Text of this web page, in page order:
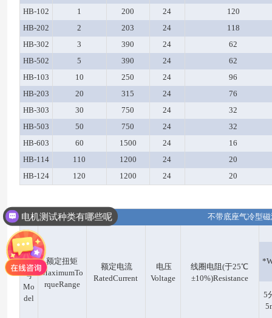
HB-102
1 200 24
120
HB-202
2 203 24
118
HB-302
3 390 24
62
HB-502
5 390 24
62
HB-103
10 250 24
96
HB-203
20 315 24
76
HB-303
30 750 24
32
HB-503
50 750 24
32
HB-603
60 1500 24
16
HB-114
110 1200 24
20
HB-124
120 1200 24 20
不带底座气冷型
型
号
Mo
del
额定扭矩
MaximumTo
rqueRange
额定电流
RatedCurrent
电压
Voltage
线圈电阻(于25℃
±10%)Resistance
5
电机测试种类有哪些呢
测功机多少钱